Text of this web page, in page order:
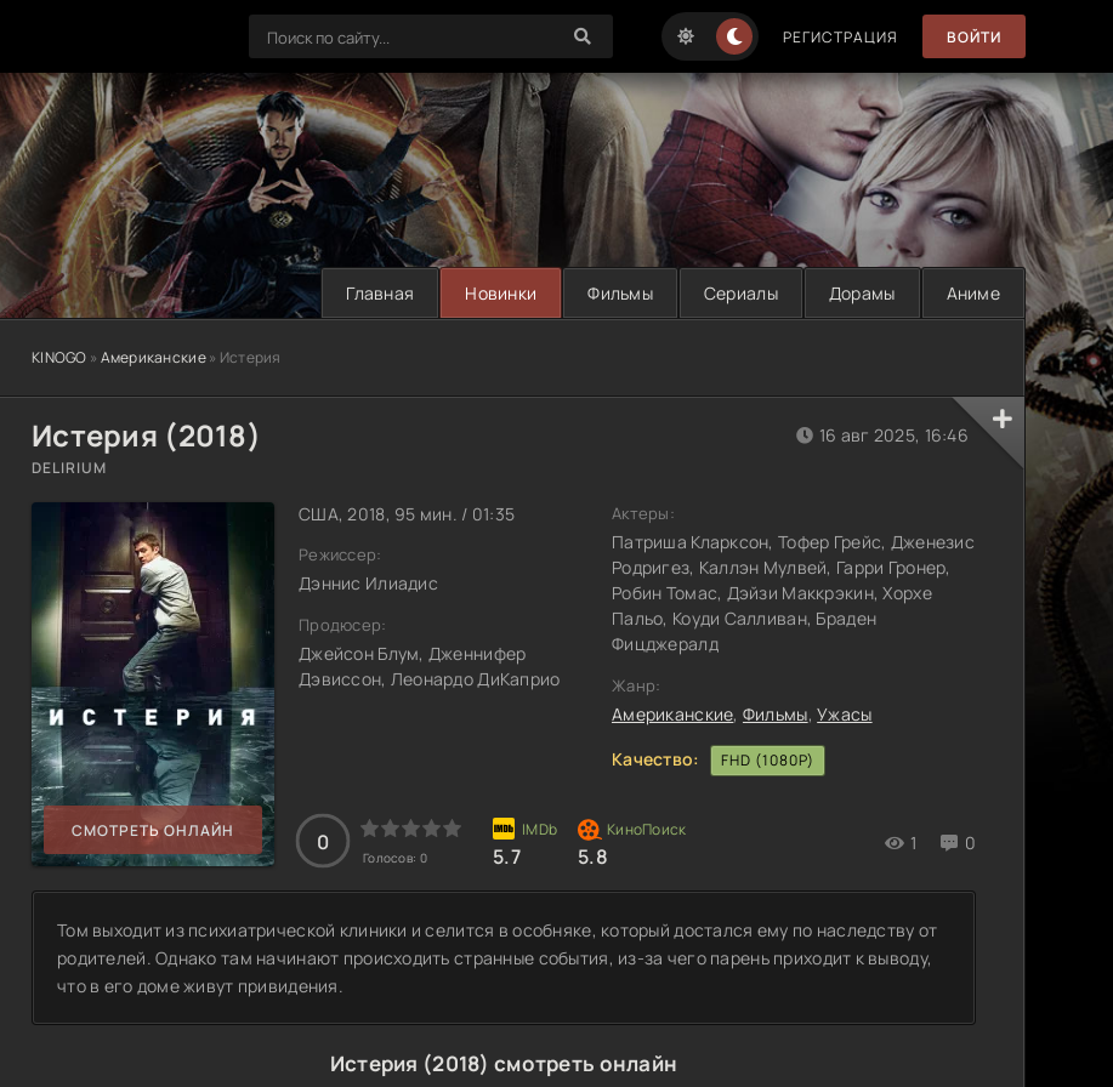
РЕГИСТРАЦИЯ ВОЙТИ
Главная Новинки Фильмы Сериалы Дорамы Аниме
KINOGO » Американские» Истерия
Истерия (2018)
DELIRIUM
СМОТРЕТЬ ОНЛАЙН
США, 2018, 95 мин. / 01:35
Режиссер:
Дэннис Илиадис
Продюсер:
Джейсон Блум, Дженнифер
Дэвиссон, Леонардо ДиКаприо
0
Голосов: 0 5.7 5.8
1 0
16 авг 2025, 16:46
Актеры:
Патриша Кларксон, Тофер Грейс, Дженезис
Родригез, Каллэн Мулвей, Гарри Гронер,
Робин Томас, Дэйзи Маккрэкин, Хорхе
Пальо, Коуди Салливан, Браден
Фицджералд
Жанр:
Американские, Фильмы,Ужасы
Качество:
FHD (1080P)
Том выходит из психиатрической клиники и селится в особняке, который достался ему по наследству от
родителей. Однако там начинают происходить странные события, из-за чего парень приходит к выводу,
что в его доме живут привидения.
Истерия (2018) смотреть онлайн